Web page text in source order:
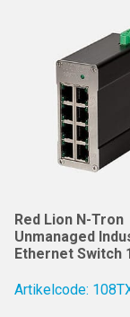
Red Lion N-Tron
Unmanaged
Ethernet Switch
Artikelcode: